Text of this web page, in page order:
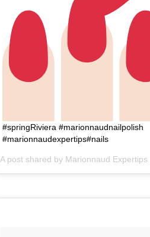
#springRiviera #marionnaudnailpolish
#marionnaudexpertips#nails
A post shared by Marionnaud Expertips